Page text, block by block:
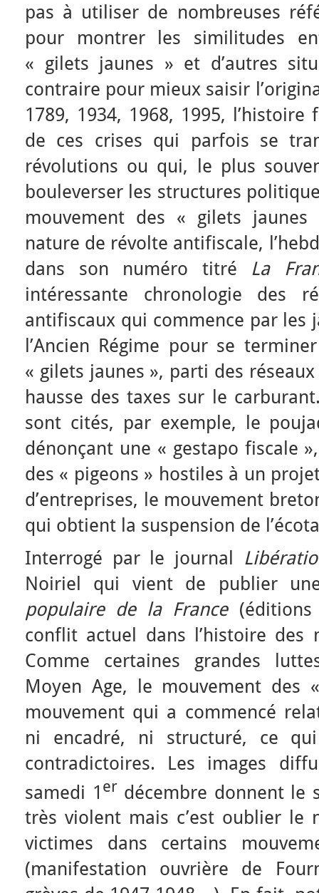
pas à utiliser de nombreuses
pour montrer les similitudes
« gilets jaunes » et d’autres
contraire pour mieux saisir
1789, 1934, 1968, 1995, l’histoire
de ces crises qui parfois se
révolutions ou qui, le plus
bouleverser les structures
mouvement des « gilets
nature de révolte antifiscale,
dans son numéro titré La
intéressante chronologie des
antifiscaux qui commence par les
l’Ancien Régime pour se
« gilets jaunes », parti des
hausse des taxes sur le
sont cités, par exemple, le
dénonçant une « gestapo fiscale
des « pigeons » hostiles à un
d’entreprises, le mouvement
qui obtient la suspension de
Interrogé par le journal
Noiriel qui vient de publier
populaire de la France(éditions
conflit actuel dans l’histoire des
Comme certaines grandes
Moyen Age, le mouvement des
mouvement qui a commencé
ni encadré, ni structuré, ce
contradictoires. Les images
samedi 1 erdécembre donnent le
très violent mais c’est oublier le
victimes dans certains
(manifestation ouvrière de